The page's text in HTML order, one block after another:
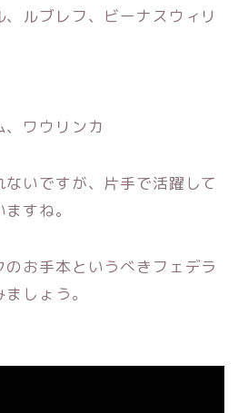
ルブレフ、ビーナスウィリ
、ワウリンカ
いですが、 片手で活躍して
すね。
のお手本というべきフェデラ
まし ょう。